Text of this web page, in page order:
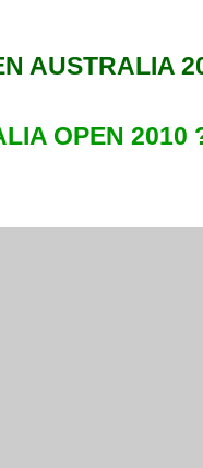
AUSTRALIA
OPEN 2010